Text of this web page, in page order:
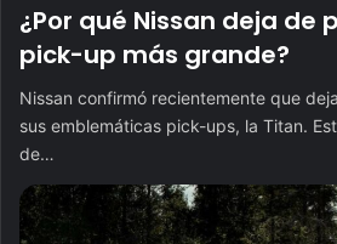
¿Por qué Nissan deja de
pick-up más grande?
Nissan confirmó recientemente que
sus emblemáticas pick-ups, la Titan.
de…